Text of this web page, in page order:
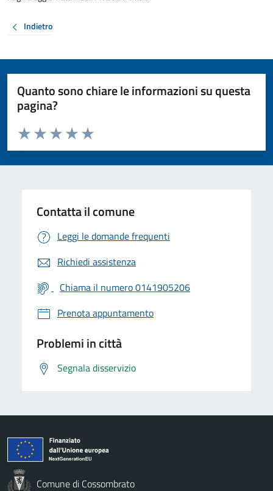
Indietro
Quanto sono chiare le informazioni su questa
pagina?
Valuta da 1 a 5 stelle la pagina
Valuta 5 stelle su 5
Valuta 4 stelle su 5
Valuta 3 stelle su 5
Valuta 2 stelle su 5
Valuta 1 stelle su 5
Contatta il comune
Leggi le domande frequenti
Richiedi assistenza
Chiama il numero 0141905206
Prenota appuntamento
Problemi in città
Segnala disservizio
Comune di Cossombrato